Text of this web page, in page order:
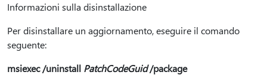
Informazioni sulla disinstallazione
Per disinstallare un aggiornamento, eseguire il comando
seguente:
msiexec /uninstall PatchCodeGuid/package